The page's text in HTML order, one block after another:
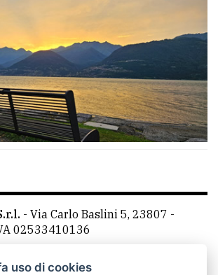
- Via Carlo Baslini 5, 23807 -
02533410136
uso di cookies